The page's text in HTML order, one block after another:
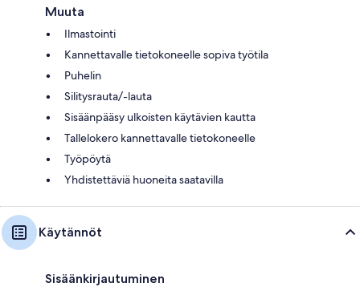
Muuta
Ilmastointi
Kannettavalle tietokoneelle sopiva työtila
Puhelin
Silitysrauta/-lauta
Sisäänpääsy ulkoisten käytävien kautta
Tallelokero kannettavalle tietokoneelle
Työpöytä
Yhdistettäviä huoneita saatavilla
Käytännöt
Sisäänkirjautuminen